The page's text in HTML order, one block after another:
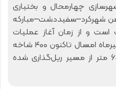
چهارمحال و بختیاری
شهرکرد–سفیددشت–مبارکه
و از زمان آغاز عملیات
ریل‌گذاری این مسیر در ۱۷ تیرماه امسال تاکنون ۴۰۰ شاخه
ریل معادل سه هزار و ۶۰۰ متر از مسیر ریل‌گذاری شده